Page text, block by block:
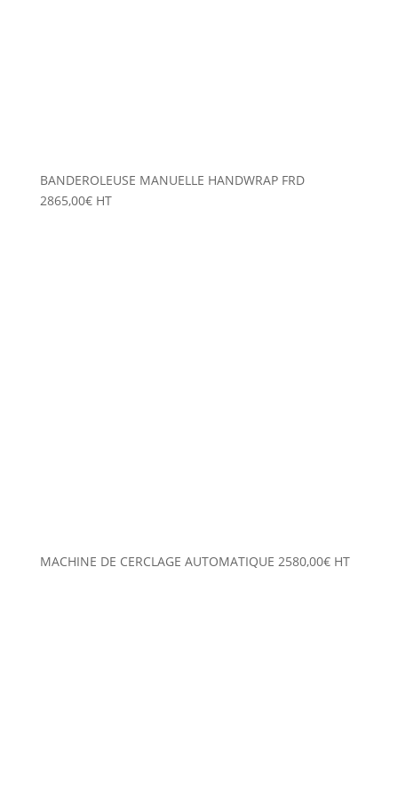
BANDEROLEUSE MANUELLE HANDWRAP FRD
2865,00€ HT
MACHINE DE CERCLAGE AUTOMATIQUE 2580,00€ HT